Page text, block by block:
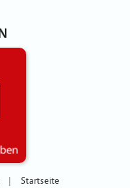
Startseite